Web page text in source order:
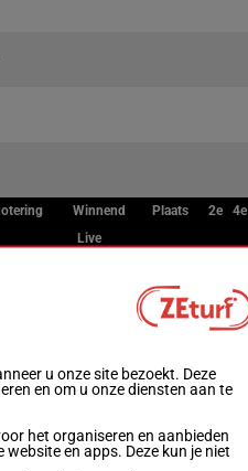
Winnend Plaats 2e
4e
Live
u onze site bezoekt. Deze
en om u onze diensten aan te
het organiseren en aanbieden
en apps. Deze kun je niet